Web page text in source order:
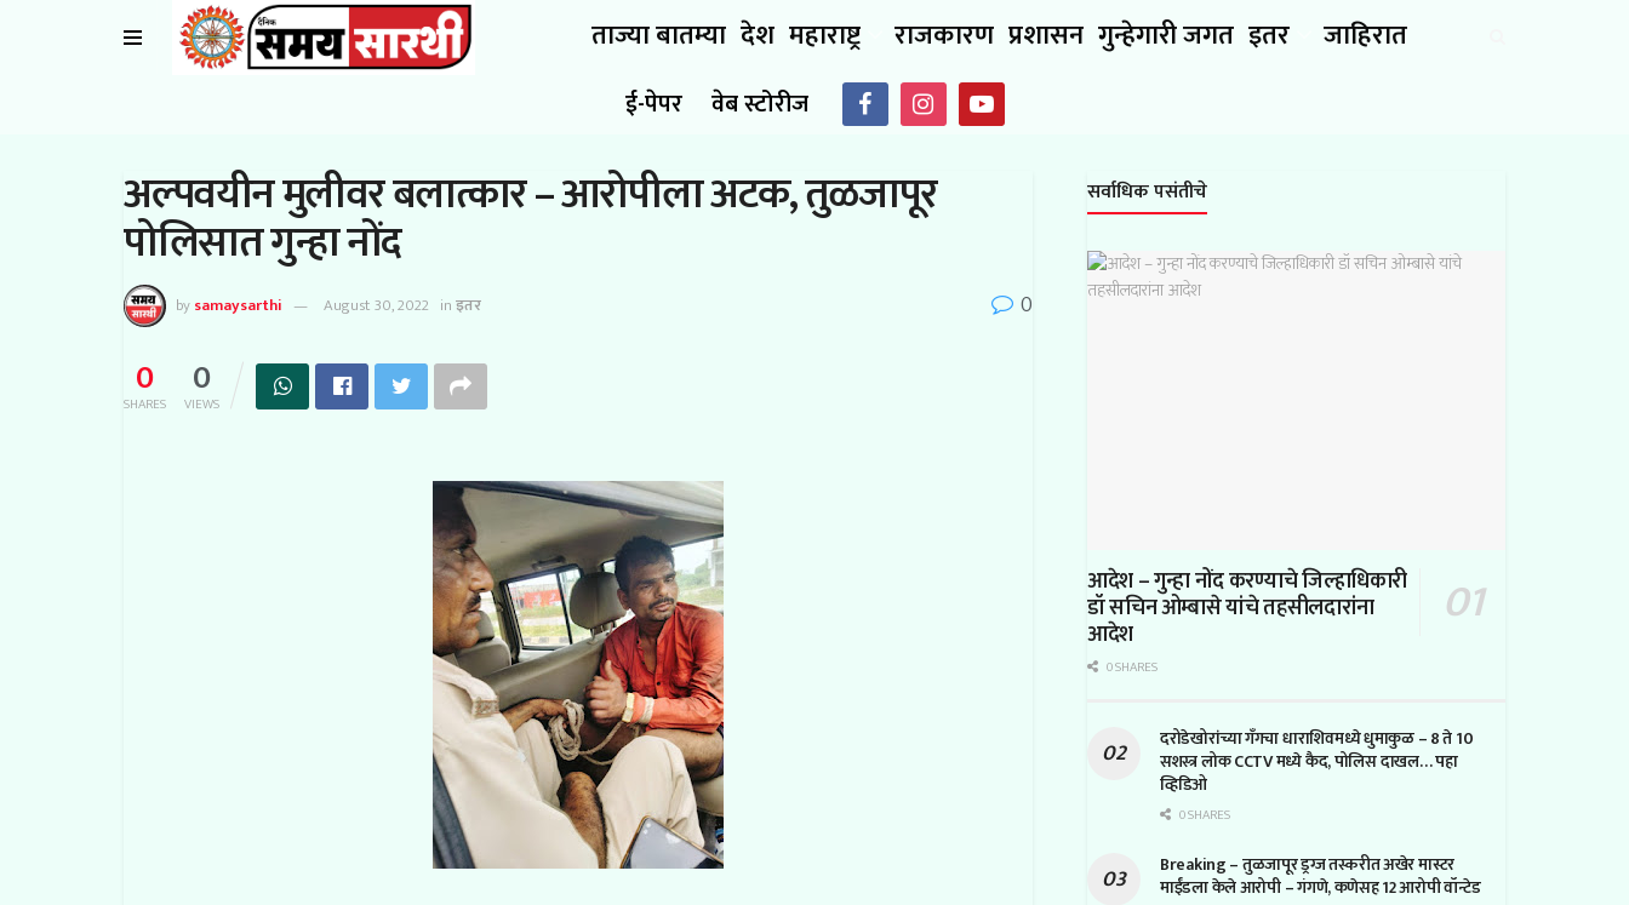
ताज्या बातम्या देश महाराष्ट्र राजकारण प्रशासन गुन्हेगारी जगत इतर जाहिरात
ई-पेपर वेब स्टोरीज
अल्पवयीन मुलीवर बलात्कार – आरोपीला अटक, तुळजापूर
पोलिसात गुन्हा नोंद
bysamaysarthi August 30, 2022 inइतर 0
0
SHARES 0
VIEWS
सर्वाधिक पसंतीचे
आदेश – गुन्हा नोंद करण्याचे जिल्हाधिकारी
डॉ सचिन ओम्बासे यांचे तहसीलदारांना
आदेश
0 SHARES
दरोडेखोरांच्या गँगचा धाराशिवमध्ये धुमाकुळ – 8 ते 10
सशस्त्र लोक CCTV मध्ये कैद, पोलिस दाखल… पहा
व्हिडिओ
0 SHARES
Breaking – तुळजापूर ड्रग्ज तस्करीत अखेर मास्टर
माईंडला केले आरोपी – गंगणे, कणेसह 12 आरोपी वॉन्टेड